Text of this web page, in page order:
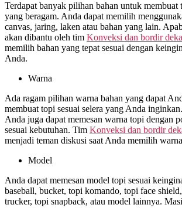
Terdapat banyak pilihan bahan untuk membuat
yang beragam. Anda dapat memilih
canvas, jaring, laken atau bahan yang lain.
akan dibantu oleh tim Konveksi dan bordir
memilih bahan yang tepat sesuai dengan
Anda.
Warna
Ada ragam pilihan warna bahan yang dapat
membuat topi sesuai selera yang Anda
Anda juga dapat memesan warna topi dengan
sesuai kebutuhan. Tim Konveksi dan bordir
menjadi teman diskusi saat Anda memilih
Model
Anda dapat memesan model topi sesuai
baseball, bucket, topi komando, topi face
trucker, topi snapback, atau model lainnya.